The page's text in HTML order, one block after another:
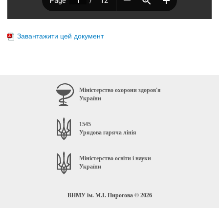
Завантажити цей документ
Міністерство охорони здоров'я
України
1545
Урядова гаряча лінія
Міністерство освіти і науки
України
ВНМУ ім. М.І. Пирогова © 2026